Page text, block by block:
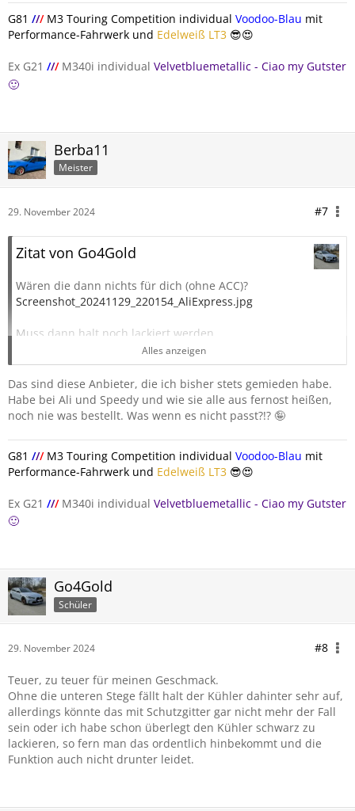
G81 ///M3 Touring Competition individual Voodoo-Blau mit
Performance-Fahrwerk und Edelweiß LT3 😎😍
Ex G21 /// M340i individual Velvetbluemetallic - Ciao my Gutster
🙂
Berba11
Meister
29. November 2024 #7
Zitat von Go4Gold
Wären die dann nichts für dich (ohne ACC)?
Screenshot_20241129_220154_AliExpress.jpg
Muss dann halt noch lackiert werden.
Und die Lufteinlässe gibt's für um die 70 Euro bereits in
schwarz glänzend. Allerdings weiß ich bei beiden
Angeboten nicht, wie es mit der Passgenauigkeit aussieht...
Alles anzeigen
Das sind diese Anbieter, die ich bisher stets gemieden habe.
Habe bei Ali und Speedy und wie sie alle aus fernost heißen,
noch nie was bestellt. Was wenn es nicht passt?!? 🤪
G81 ///M3 Touring Competition individual Voodoo-Blau mit
Performance-Fahrwerk und Edelweiß LT3 😎😍
Ex G21 /// M340i individual Velvetbluemetallic - Ciao my Gutster
🙂
Go4Gold
Schüler
29. November 2024 #8
Teuer, zu teuer für meinen Geschmack.
Ohne die unteren Stege fällt halt der Kühler dahinter sehr auf,
allerdings könnte das mit Schutzgitter gar nicht mehr der Fall
sein oder ich habe schon überlegt den Kühler schwarz zu
lackieren, so fern man das ordentlich hinbekommt und die
Funktion auch nicht drunter leidet.